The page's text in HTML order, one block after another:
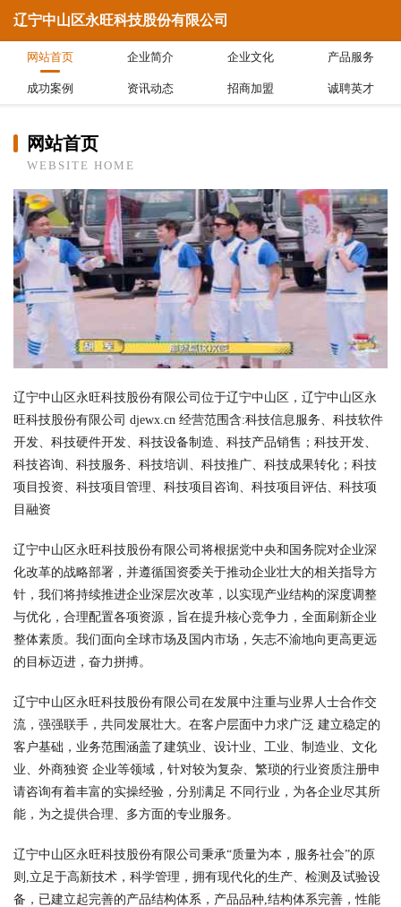
辽宁中山区永旺科技股份有限公司
网站首页 企业简介 企业文化 产品服务
成功案例 资讯动态 招商加盟 诚聘英才
网站首页
WEBSITE HOME
辽宁中山区永旺科技股份有限公司位于辽宁中山区，辽宁中山区永
旺科技股份有限公司 djewx.cn 经营范围含:科技信息服务、科技软件
开发、科技硬件开发、科技设备制造、科技产品销售；科技开发、
科技咨询、科技服务、科技培训、科技推广、科技成果转化；科技
项目投资、科技项目管理、科技项目咨询、科技项目评估、科技项
目融资
辽宁中山区永旺科技股份有限公司将根据党中央和国务院对企业深
化改革的战略部署，并遵循国资委关于推动企业壮大的相关指导方
针，我们将持续推进企业深层次改革，以实现产业结构的深度调整
与优化，合理配置各项资源，旨在提升核心竞争力，全面刷新企业
整体素质。我们面向全球市场及国内市场，矢志不渝地向更高更远
的目标迈进，奋力拼搏。
辽宁中山区永旺科技股份有限公司在发展中注重与业界人士合作交
流，强强联手，共同发展壮大。在客户层面中力求广泛 建立稳定的
客户基础，业务范围涵盖了建筑业、设计业、工业、制造业、文化
业、外商独资 企业等领域，针对较为复杂、繁琐的行业资质注册申
请咨询有着丰富的实操经验，分别满足 不同行业，为各企业尽其所
能，为之提供合理、多方面的专业服务。
辽宁中山区永旺科技股份有限公司秉承“质量为本，服务社会”的原
则,立足于高新技术，科学管理，拥有现代化的生产、检测及试验设
备，已建立起完善的产品结构体系，产品品种,结构体系完善，性能